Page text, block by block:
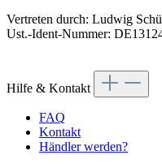
Vertreten durch: Ludwig
Ust.-Ident-Nummer:
Hilfe & Kontakt
FAQ
Kontakt
Händler werden?